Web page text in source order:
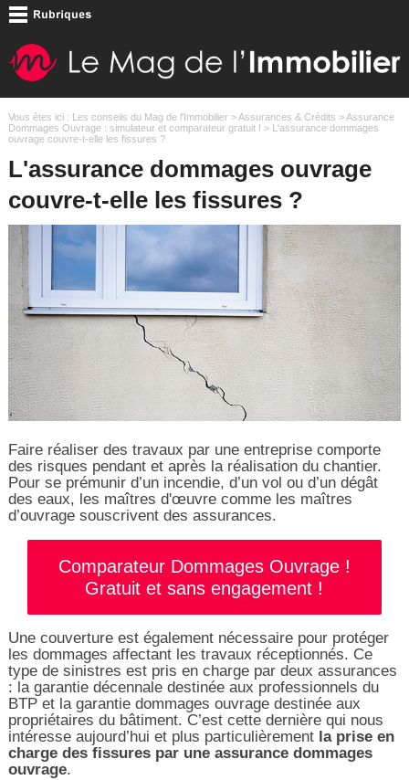
Vous êtes ici : Les conseils du Mag de l'Immobilier>Assurances & Crédits >Assurance
Dommages Ouvrage : simulateur et comparateur gratuit ! > L'assurance dommages
ouvrage couvre-t-elle les fissures ?
L'assurance dommages ouvrage
couvre-t-elle les fissures ?
Faire réaliser des travaux par une entreprise comporte
des risques pendant et après la réalisation du chantier.
Pour se prémunir d’un incendie, d’un vol ou d’un dégât
des eaux, les maîtres d'œuvre comme les maîtres
d’ouvrage souscrivent des assurances.
Comparateur Dommages Ouvrage !
Gratuit et sans engagement !
Une couverture est également nécessaire pour protéger
les dommages affectant les travaux réceptionnés. Ce
type de sinistres est pris en charge par deux assurances
: la garantie décennale destinée aux professionnels du
BTP et la garantie dommages ouvrage destinée aux
propriétaires du bâtiment. C’est cette dernière qui nous
intéresse aujourd’hui et plus particulièrement la prise en
charge des fissures par une assurance dommages
ouvrage.